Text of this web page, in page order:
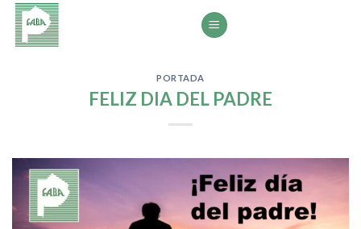
Saltar
contenido
PORTADA
FELIZ DIA DEL PADRE